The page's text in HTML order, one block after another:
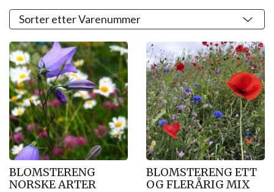
BLOMSTERENG
NORSKE ARTER
BLOMSTERENG ETT
OG FLERÅRIG MIX